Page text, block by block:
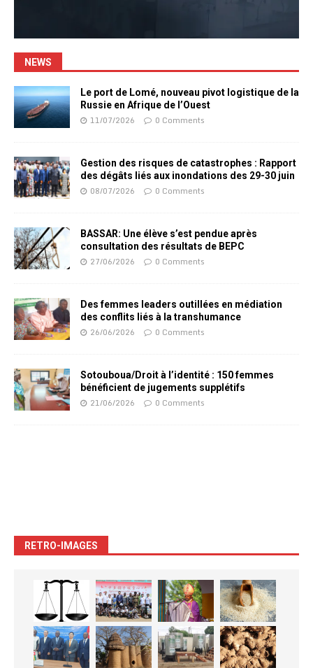
NEWS
Le port de Lomé, nouveau pivot logistique de la
Russie en Afrique de l’Ouest
11/07/2026 0 Comments
Gestion des risques de catastrophes : Rapport
des dégâts liés aux inondations des 29-30 juin
08/07/2026 0 Comments
BASSAR: Une élève s’est pendue après
consultation des résultats de BEPC
27/06/2026 0 Comments
Des femmes leaders outillées en médiation
des conflits liés à la transhumance
26/06/2026 0 Comments
Sotouboua/Droit à l’identité : 150 femmes
bénéficient de jugements supplétifs
21/06/2026 0 Comments
RETRO-IMAGES